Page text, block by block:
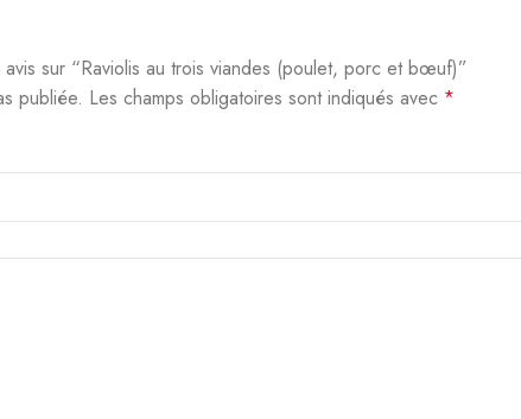
sur “Raviolis au trois viandes (poulet, porc et bœuf)”
publiée. Les champs obligatoires sont indiqués avec *